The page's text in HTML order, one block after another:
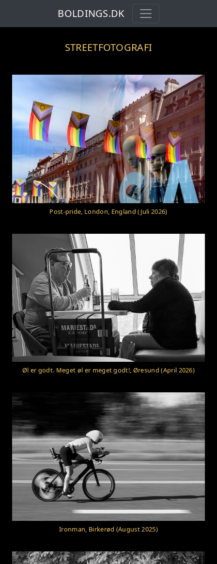
BOLDINGS.DK
STREETFOTOGRAFI
Post-pride, London, England (Juli 2026)
Øl er godt. Meget øl er meget godt!, Øresund (April 2026)
Ironman, Birkerød (August 2025)